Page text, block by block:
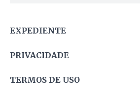
EXPEDIENTE
PRIVACIDADE
TERMOS DE USO